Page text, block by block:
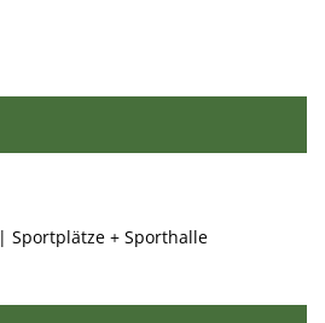
Sportplätze + Sporthalle